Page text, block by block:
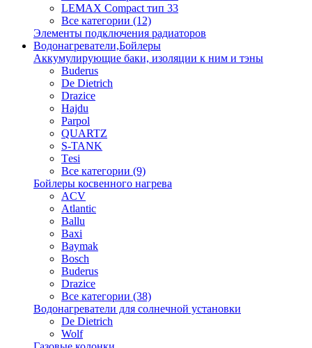
LEMAX Compact тип 33
Все категории (12)
Элементы подключения радиаторов
Водонагреватели,Бойлеры
Аккумулирующие баки, изоляции к ним и тэны
Buderus
De Dietrich
Drazice
Hajdu
Parpol
QUARTZ
S-TANK
Tеsi
Все категории (9)
Бойлеры косвенного нагрева
ACV
Atlantic
Ballu
Baxi
Baymak
Bosch
Buderus
Drazice
Все категории (38)
Водонагреватели для солнечной установки
De Dietrich
Wolf